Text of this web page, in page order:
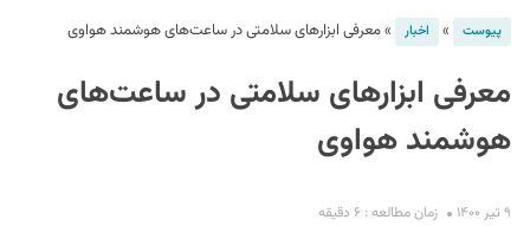
پیوست » اخبار »معرفی ابزار‌های سلامتی در ساعت‌های هوشمند هواوی
معرفی ابزار‌های سلامتی در ساعت‌های
هوشمند هواوی
۹ تیر ۱۴۰۰ زمان مطالعه : ۶ دقیقه